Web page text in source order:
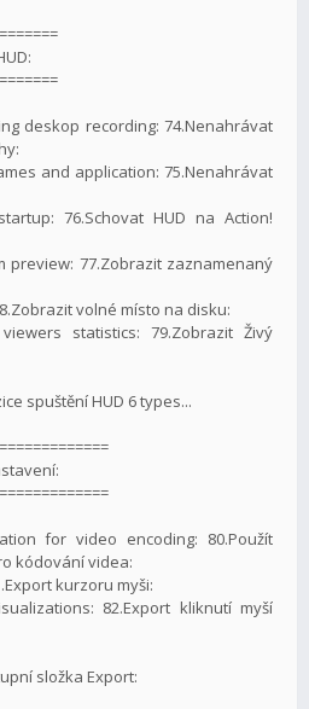
deskop recording: 74.Nenahrávat
and application: 75.Nenahrávat
76.Schovat HUD na Action!
preview: 77.Zobrazit zaznamenaný
volné místo na disku:
statistics: 79.Zobrazit Živý
spuštění HUD 6 types...
for video encoding: 80.Použít
kódování videa:
kurzoru myši:
82.Export kliknutí myší
složka Export: